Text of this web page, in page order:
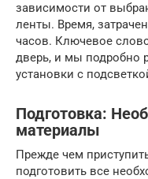
зависимости от
ленты. Время,
часов. Ключевое
дверь, и мы подробно
установки с
Подготовка:
материалы
Прежде чем
подготовить все